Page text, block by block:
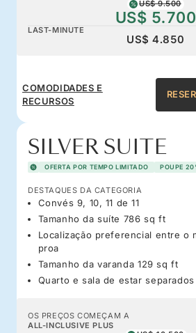
US$ 9.500
US$ 5.700
LAST-MINUTE
US$ 4.850
COMODIDADES E
RECURSOS
SILVER SUITE
OFERTA POR TEMPO LIMITADO POUPE
DESTAQUES DA CATEGORIA
Convés 9, 10, 11 de 11
Tamanho da suíte 786 sq ft
Localização preferencial entre o
proa
Tamanho da varanda 129 sq ft
Quarto e sala de estar separados
OS PREÇOS COMEÇAM A
ALL-INCLUSIVE PLUS